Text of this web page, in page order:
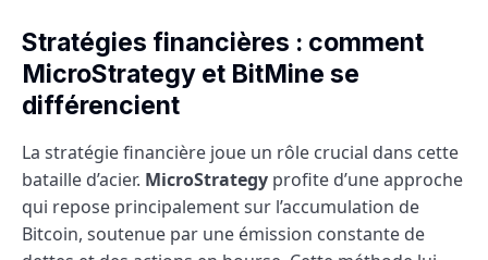
Stratégies financières : comment
MicroStrategy et BitMine se
différencient
La stratégie financière joue un rôle crucial dans cette
bataille d’acier. MicroStrategy profite d’une approche
qui repose principalement sur l’accumulation de
Bitcoin, soutenue par une émission constante de